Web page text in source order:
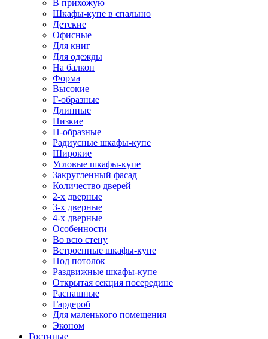
В прихожую
Шкафы-купе в спальню
Детские
Офисные
Для книг
Для одежды
На балкон
Форма
Высокие
Г-образные
Длинные
Низкие
П-образные
Радиусные шкафы-купе
Широкие
Угловые шкафы-купе
Закругленный фасад
Количество дверей
2-х дверные
3-х дверные
4-х дверные
Особенности
Во всю стену
Встроенные шкафы-купе
Под потолок
Раздвижные шкафы-купе
Открытая секция посередине
Распашные
Гардероб
Для маленького помещения
Эконом
Гостиные